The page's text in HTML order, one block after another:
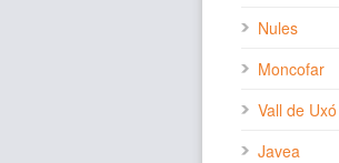
Nules
Moncofar
Vall de Uxó
Javea